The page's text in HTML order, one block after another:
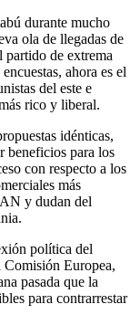
durante mucho
ola de llegadas de
partido de extrema
ahora es el
del este e
rico y liberal.
idénticas,
beneficios para los
con respecto a los
más
y dudan del
política del
Comisión Europea,
pasada que la
para contrarrestar